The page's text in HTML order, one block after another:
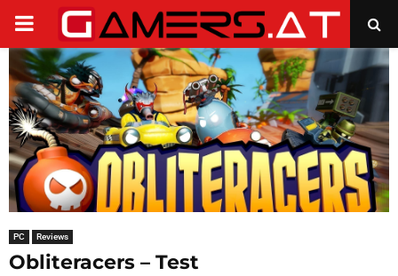
PRIMARY
MENU
PC Reviews
Obliteracers – Test